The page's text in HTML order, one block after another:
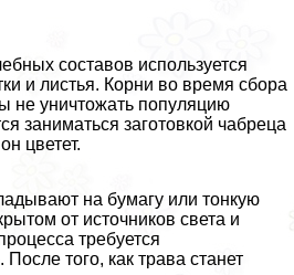
составов используется
и листья. Корни во время сбора
не уничтожать популяцию
заниматься заготовкой чабреца
цветет.
на бумагу или тонкую
от источников света и
требуется
того, как трава станет